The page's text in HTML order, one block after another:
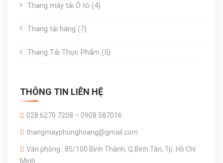
Thang máy tải Ô tô
44
Thang tải hàng
77
Thang Tải Thực Phẩm
55
THÔNG TIN LIÊN HỆ
028 6270 7208 – 0908 587016
thangmayphunghoang@gmail.com
Văn phòng : 85/100 Bình Thành, Q.Bình Tân, Tp. Hồ Chí
Minh